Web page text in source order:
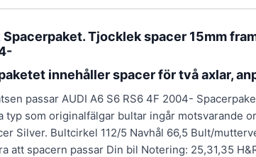
Spacerpaket. Tjocklek spacer 15mm
innehåller spacer för två axlar,
passar AUDI A6 S6 RS6 4F 2004-
typ som originalfälgar bultar ingår motsvarande
Silver. Bultcirkel 112/5 Navhål 66,5 Bult/
att spacern passar Din bil Notering: 25,31,35